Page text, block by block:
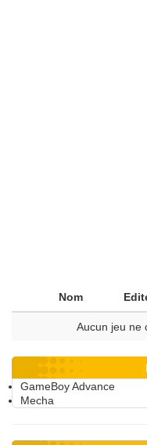
Nom
Aucun jeu ne
GameBoy Advance
Mecha